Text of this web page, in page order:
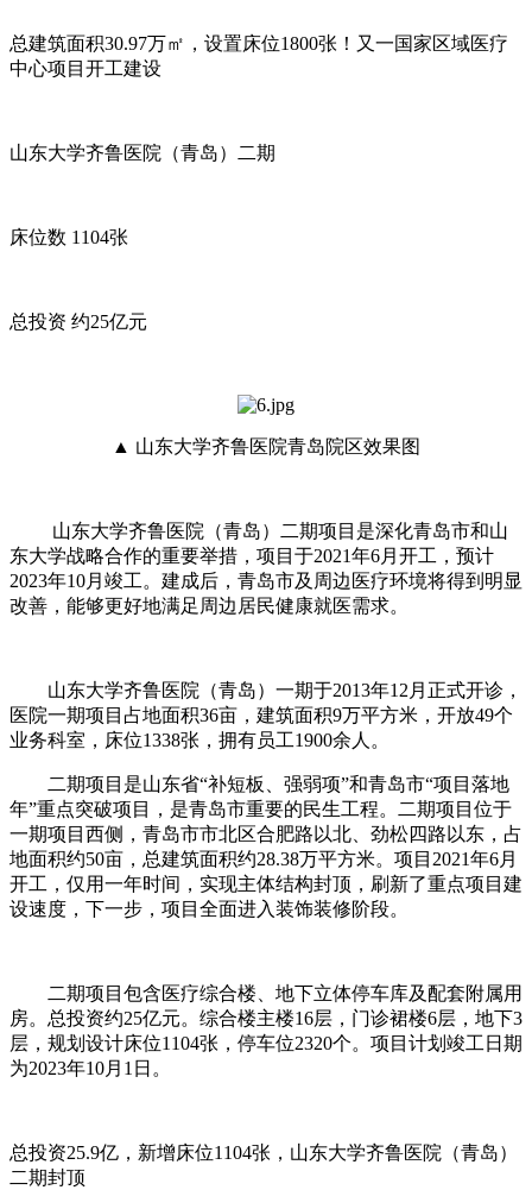
总建筑面积30.97万㎡，设置床位1800张！又一国家区域医疗
中心项目开工建设
山东大学齐鲁医院（青岛）二期
床位数 1104张
总投资 约25亿元
▲ 山东大学齐鲁医院青岛院区效果图
山东大学齐鲁医院（青岛）二期项目是深化青岛市和山
东大学战略合作的重要举措，项目于2021年6月开工，预计
2023年10月竣工。建成后，青岛市及周边医疗环境将得到明显
改善，能够更好地满足周边居民健康就医需求。
山东大学齐鲁医院（青岛）一期于2013年12月正式开诊，
医院一期项目占地面积36亩，建筑面积9万平方米，开放49个
业务科室，床位1338张，拥有员工1900余人。
二期项目是山东省“补短板、强弱项”和青岛市“项目落地
年”重点突破项目，是青岛市重要的民生工程。二期项目位于
一期项目西侧，青岛市市北区合肥路以北、劲松四路以东，占
地面积约50亩，总建筑面积约28.38万平方米。项目2021年6月
开工，仅用一年时间，实现主体结构封顶，刷新了重点项目建
设速度，下一步，项目全面进入装饰装修阶段。
二期项目包含医疗综合楼、地下立体停车库及配套附属用
房。总投资约25亿元。综合楼主楼16层，门诊裙楼6层，地下3
层，规划设计床位1104张，停车位2320个。项目计划竣工日期
为2023年10月1日。
总投资25.9亿，新增床位1104张，山东大学齐鲁医院（青岛）
二期封顶